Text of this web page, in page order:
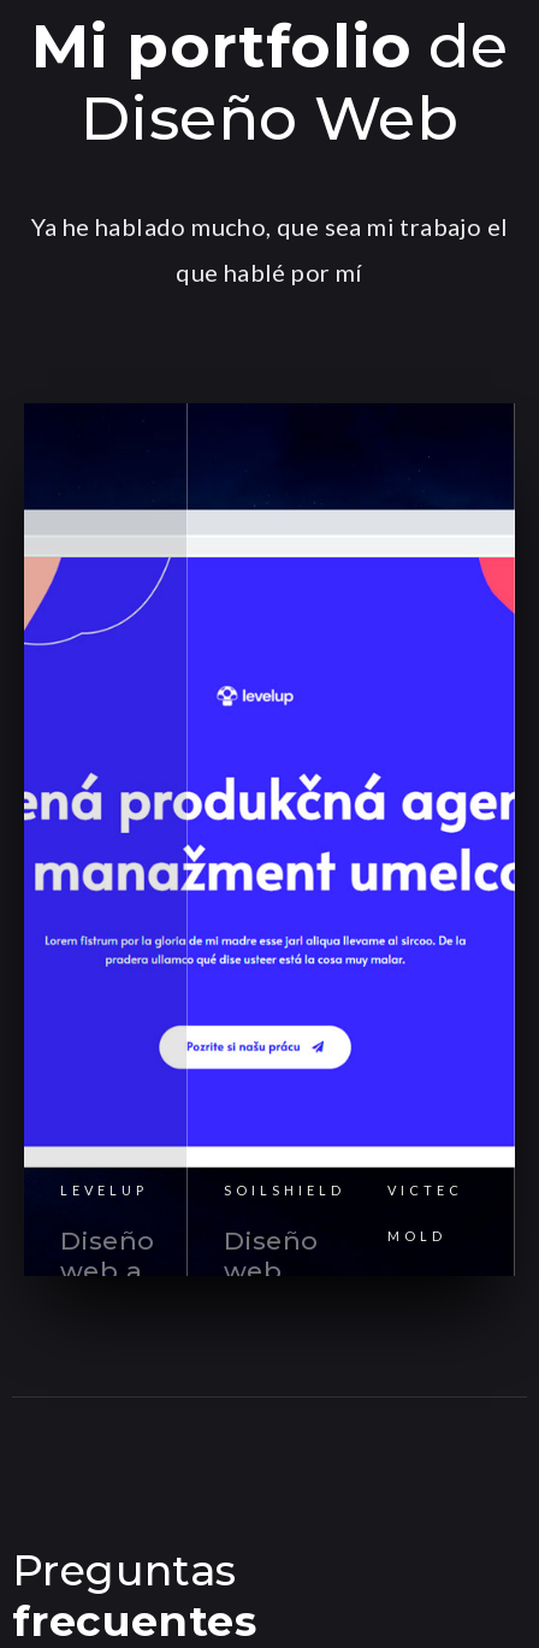
Mi portfolio de
Diseño Web
Ya he hablado mucho, que sea mi trabajo el
que hablé por mí
LEVELUP
Diseño
web a
SOILSHIELD
Diseño
web
VICTEC
MOLD
Preguntas
frecuentes